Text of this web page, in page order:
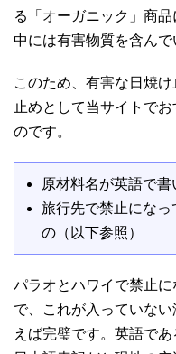
る「オーガニック」商
中には有害物質を含んで
このため、有害な日焼
止めとして当サイトで
のです。
原材料名が英語で書
旅行先で禁止にな
の（以下参照）
パラオとハワイで禁止
で、これが入っていな
えば完璧です。英語で